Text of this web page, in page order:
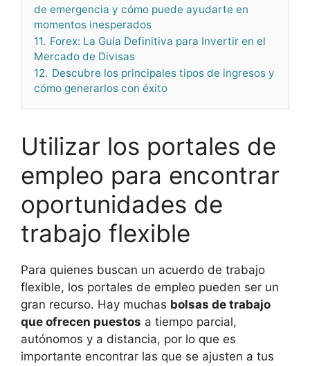
de emergencia y cómo puede ayudarte en
momentos inesperados
11. Forex: La Guía Definitiva para Invertir en el
Mercado de Divisas
12. Descubre los principales tipos de ingresos y
cómo generarlos con éxito
Utilizar los portales de
empleo para encontrar
oportunidades de
trabajo flexible
Para quienes buscan un acuerdo de trabajo
flexible, los portales de empleo pueden ser un
gran recurso. Hay muchas bolsas de trabajo
que ofrecen puestos a tiempo parcial,
autónomos y a distancia, por lo que es
importante encontrar las que se ajusten a tus